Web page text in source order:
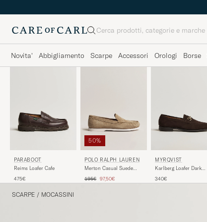
Cerca
Novita' Abbigliamento Scarpe Accessori Orologi Borse
PARABOOT
Reims Loafer Cafe
475€
50%
POLO RALPH LAUREN
Merton Casual Suede
Prezzo ordinario
195€ Prezzo ridotto
97,50€
MYRQVIST
Karlberg Loafer Dark
340€
SCARPE / MOCASSINI